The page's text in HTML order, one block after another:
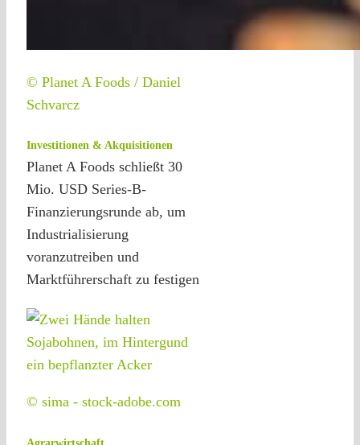
© Planet A Foods / Daniel
Schvarcz
Investitionen & Akquisitionen
Planet A Foods schließt 30
Mio. USD Series-B-
Finanzierungsrunde ab, um
Industrialisierung
voranzutreiben und
Marktführerschaft zu festigen
© sima - stock-adobe.com
Agrarwirtschaft